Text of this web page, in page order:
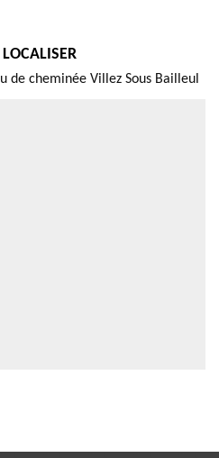
de cheminée Villez Sous Bailleul